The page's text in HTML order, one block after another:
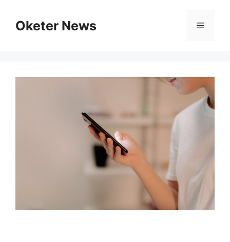
contentOketer News Menu